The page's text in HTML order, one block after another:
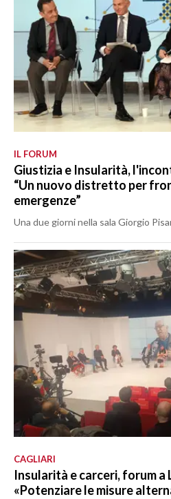
IL FORUM
Giustizia e Insularità,
“Un nuovo distretto per
emergenze”
Una due giorni nella sala Giorgio
CAGLIARI
Insularità e carceri, forum a
«Potenziare le misure